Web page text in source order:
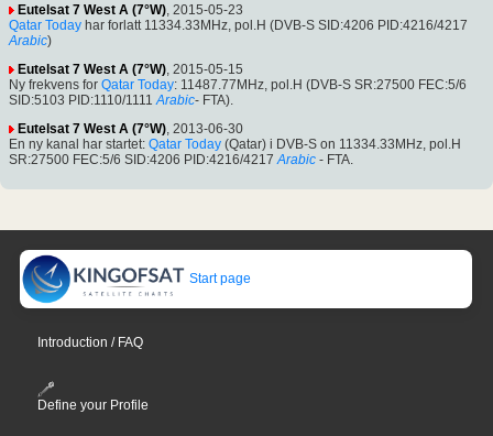
Eutelsat 7 West A (7°W) , 2015-05-23
Qatar Today har forlatt 11334.33MHz, pol.H (DVB-S SID:4206 PID:4216/4217
Arabic)
Eutelsat 7 West A (7°W) , 2015-05-15
Ny frekvens for Qatar Today: 11487.77MHz, pol.H (DVB-S SR:27500 FEC:5/6
SID:5103 PID:1110/1111 Arabic- FTA).
Eutelsat 7 West A (7°W) , 2013-06-30
En ny kanal har startet: Qatar Today (Qatar) i DVB-S on 11334.33MHz, pol.H
SR:27500 FEC:5/6 SID:4206 PID:4216/4217 Arabic - FTA.
Start page
Introduction / FAQ
Define your Profile